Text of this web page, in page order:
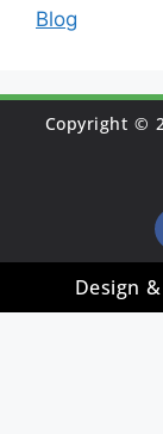
Blog
Copyright ©
Design